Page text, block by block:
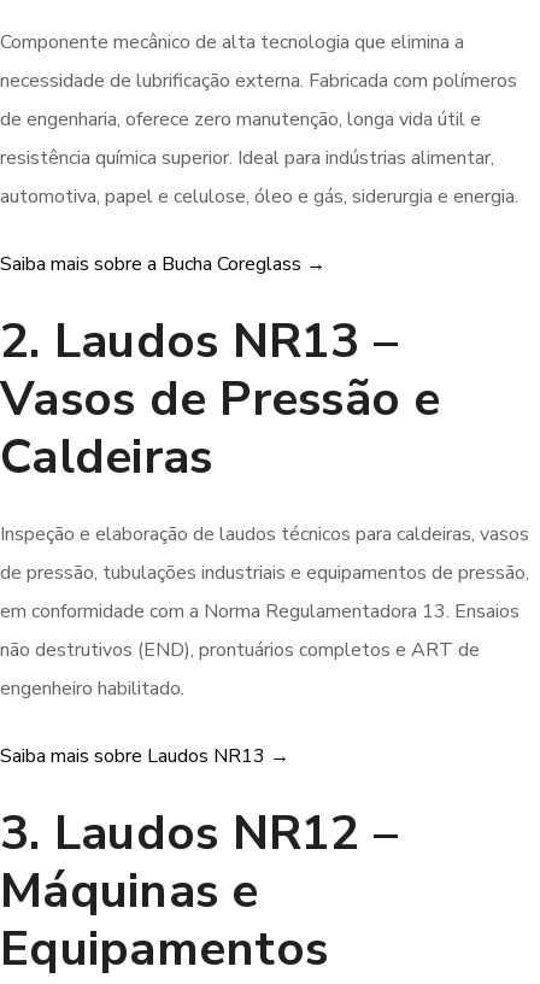
Componente mecânico de alta tecnologia que elimina a
necessidade de lubrificação externa. Fabricada com polímeros
de engenharia, oferece zero manutenção, longa vida útil e
resistência química superior. Ideal para indústrias alimentar,
automotiva, papel e celulose, óleo e gás, siderurgia e energia.
Saiba mais sobre a Bucha Coreglass →
2. Laudos NR13 –
Vasos de Pressão e
Caldeiras
Inspeção e elaboração de laudos técnicos para caldeiras, vasos
de pressão, tubulações industriais e equipamentos de pressão,
em conformidade com a Norma Regulamentadora 13. Ensaios
não destrutivos (END), prontuários completos e ART de
engenheiro habilitado.
Saiba mais sobre Laudos NR13 →
3. Laudos NR12 –
Máquinas e
Equipamentos